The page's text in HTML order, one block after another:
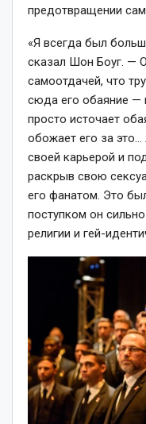
предотвращении
«Я всегда был
сказал Шон Боуг. —
самоотдачей, что
сюда его обаяние —
просто источает
обожает его за
своей карьерой и
раскрыв свою
его фанатом. Это
поступком он
религии и гей-